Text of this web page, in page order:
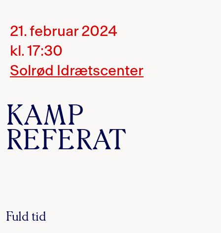
21. februar 2024
kl. 17:30
Solrød Idrætscenter
KAMP
REFERAT
Fuld tid